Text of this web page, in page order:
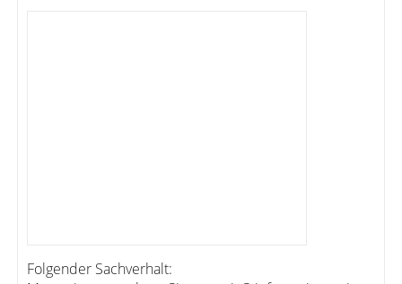
Folgender Sachverhalt: